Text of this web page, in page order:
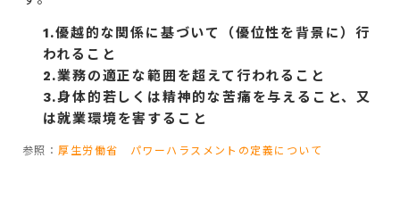
1.優越的な関係に基づいて（優位性を背景に）行
われること
2.業務の適正な範囲を超えて行われること
3.身体的若しくは精神的な苦痛を与えること、又
は就業環境を害すること
参照： 厚生労働省 パワーハラスメントの定義について